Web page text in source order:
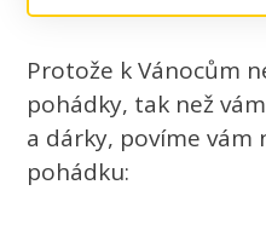
Protože k Vánocům
pohádky, tak než
a dárky, povíme
pohádku: